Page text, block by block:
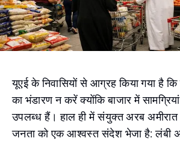
यूएई के निवासियों से आग्रह किया गया है कि
का भंडारण न करें क्योंकि बाजार में
उपलब्ध हैं। हाल ही में संयुक्त अरब अमीरात
जनता को एक आश्वस्त संदेश भेजा है: लंबी